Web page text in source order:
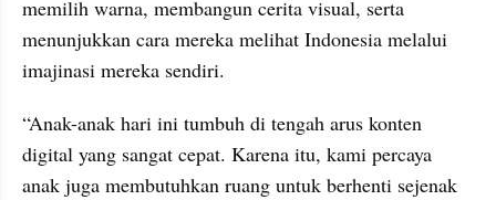
memilih warna, membangun cerita visual, serta
menunjukkan cara mereka melihat Indonesia melalui
imajinasi mereka sendiri.
“Anak-anak hari ini tumbuh di tengah arus konten
digital yang sangat cepat. Karena itu, kami percaya
anak juga membutuhkan ruang untuk berhenti sejenak